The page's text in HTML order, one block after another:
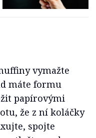
vymažte
máte formu
papírovými
že z ní koláčky
spojte